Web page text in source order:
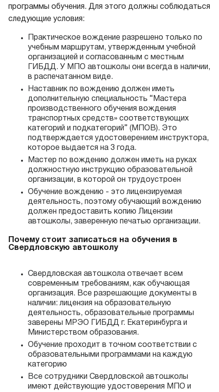
программы обучения. Для этого должны соблюдаться
следующие условия:
Практическое вождение разрешено только по
учебным маршрутам, утвержденным учебной
организацией и согласованным с местным
ГИБДД. У МПО автошколы они всегда в наличии,
в распечатанном виде.
Наставник по вождению должен иметь
дополнительную специальность “Мастера
производственного обучения вождения
транспортных средств» соответствующих
категорий и подкатегорий” (МПОВ). Это
подтверждается удостоверением инструктора,
которое выдается на 3 года.
Мастер по вождению должен иметь на руках
должностную инструкцию образовательной
организации, в которой он трудоустроен
Обучение вождению - это лицензируемая
деятельность, поэтому обучающий вождению
должен предоставить копию Лицензии
автошколы, заверенную печатью организации.
Почему стоит записаться на обучения в
Свердловскую автошколу
Свердловская автошкола отвечает всем
современным требованиям, как обучающая
организация. Все разрешающие документы в
наличии: лицензия на образовательную
деятельность, образовательные программы
заверены МРЭО ГИБДД г. Екатеринбурга и
Министерством образования.
Обучение проходит в точном соответствии с
образовательными программами на каждую
категорию
Все сотрудники Свердловской автошколы
имеют действующие удостоверения МПО и